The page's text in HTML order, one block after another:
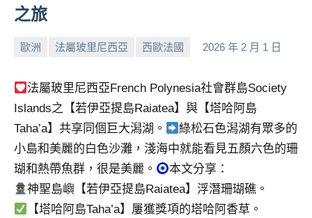
節
目
賓、
金
探
目
班
底、
外
之旅
歐洲 法屬玻里尼西亞 西歐法國 2026 年 2 月 1 日
No
法屬玻里尼西亞French Polynesia社會群島Society
Islands之【若伊亞提島Raiatea】與【塔哈阿島
Taha’a】共享同個巨大潟湖。
綠松石色潟湖有眾多的
小島和美麗的白色沙灘，淺海中就能看見五顏六色的珊
瑚和熱帶魚群，很是美麗。
本文分享：
神聖島嶼【若伊亞提島Raiatea】浮潛珊瑚礁。
【塔哈阿島Taha’a】屢獲獎項的塔哈阿香草。